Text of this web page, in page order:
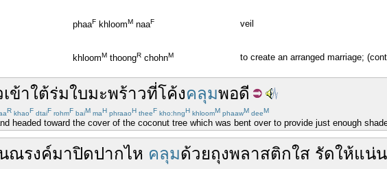
phaaF khloomM naaF veil
khloomM thoongR chohnM to create an arranged marriage;
เข้าใต้ร่มใบมะพร้าวที่โค้งคลุมพอดี
R khaoF dtaiF rohmF baiM maH phraaoH theeF kho:hngH khloomM phaawM deeM
headed toward the cover of the coconut tree which was bent over to provide just enough
ณรงค์มาปิดปากไห คลุมด้วยถุงพลาสติกใส รัดให้แน่น